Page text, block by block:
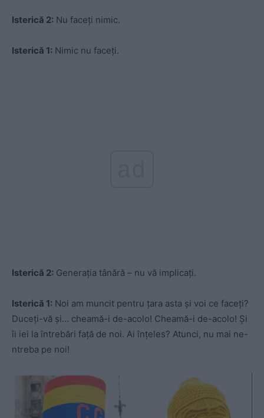
Isterică 2: Nu faceți nimic.
Isterică 1: Nimic nu faceți.
Isterică 2: Generația tânără – nu vă implicați.
Isterică 1: Noi am muncit pentru țara asta și voi ce faceți?
Duceți-vă și… cheamă-i de-acolo! Cheamă-i de-acolo! Și
îi iei la întrebări față de noi. Ai înțeles? Atunci, nu mai ne-
ntreba pe noi!